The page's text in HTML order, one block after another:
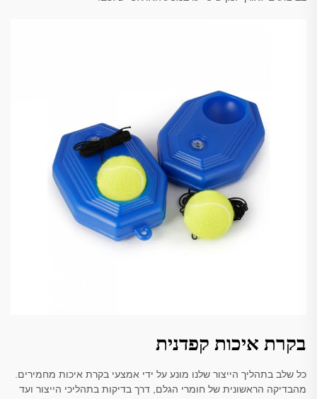
בקרת איכות קפדנית
כל שלב בתהליך הייצור שלנו מונע על ידי אמצעי בקרת איכות מחמירים.
מהבדיקה הראשונית של חומרי הגלם, דרך בדיקות בתהליכי הייצור ועד